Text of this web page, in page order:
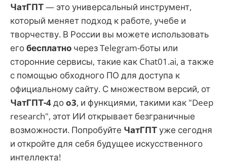
ЧатГПТ— это универсальный инструмент,
который меняет подход к работе, учебе и
творчеству. В России вы можете использовать
егобесплатно через Telegram-боты или
сторонние сервисы, такие как Chat01.ai, а также
с помощью обходного ПО для доступа к
официальному сайту. С множеством версий, от
ЧатГПТ-4доo3, и функциями, такими как "Deep
research", этот ИИ открывает безграничные
возможности. Попробуйте ЧатГПТуже сегодня
и откройте для себя будущее искусственного
интеллекта!